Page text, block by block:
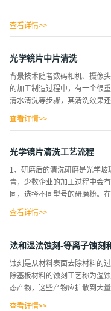
查看详情>>
光学镜片中片清洗
背景技术随者数码相机、摄像
的加工制造过程中，有一个很
清水清洗等步骤，其清洗效果
到上述目的，本发明采用的技
1min；（3）将经过步骤（2）
浸泡入天然植物胶溶液中，超
植物胶溶液的浓度为0.5-2wt%
干；（7）在密封干燥器中冷
查看详情>>
光学镜片清洗工艺流程
1、研磨后的清洗研磨是光学
青，少数企业的加工过程中会
同，选择不同型号的研磨粉。
下：有机溶剂清洗剂（超声波
汰阶段；而长期使用三氯乙烯
剂厂家研制生产了非ODS溶剂
条件的要求。比如在少数企业
备的溶剂清洗槽冷凝管较少，
查看详情>>
法和湿法蚀刻-等离子蚀刻
蚀刻是从材料表面去除材料的
除基板材料的蚀刻工艺称为湿
态产物，这些产物应扩散到大
查看详情>>